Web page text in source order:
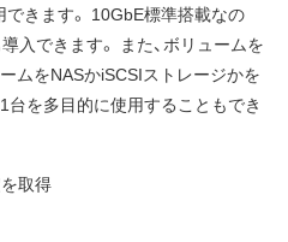
きます。 10GbE標準搭載なの
入できます。 また、ボリュームを
ムをNASかiSCSIストレージかを
台を多目的に使用することもでき
取得